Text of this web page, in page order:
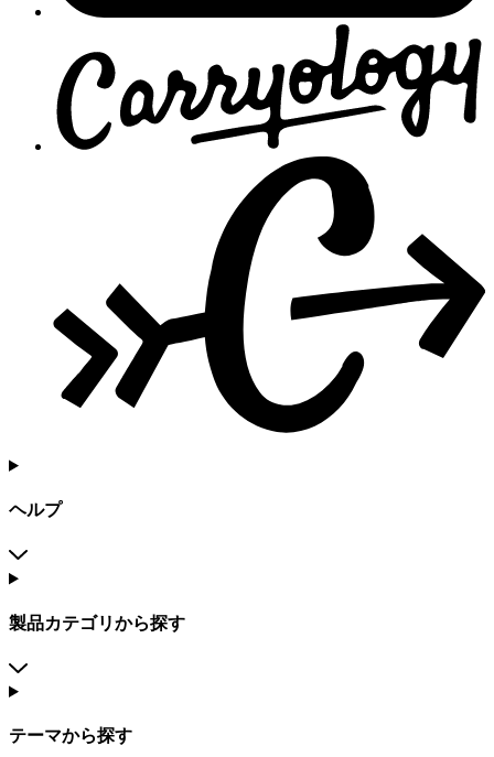
ヘルプ
製品カテゴリから探す
テーマから探す